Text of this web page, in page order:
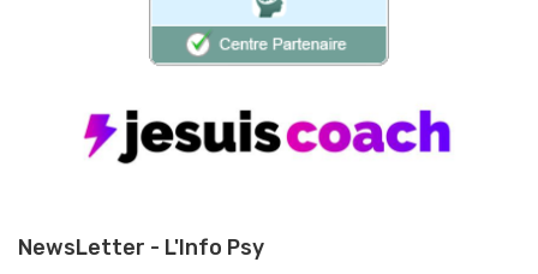
NewsLetter - L'Info Psy